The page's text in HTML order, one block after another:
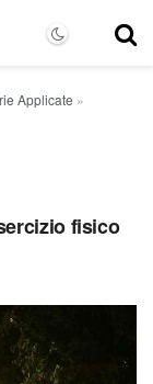
Applicate »
fisico